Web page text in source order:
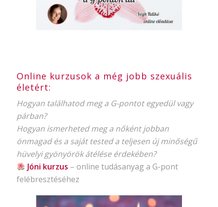
Online kurzusok a még jobb szexuális
életért:
Hogyan találhatod meg a G-pontot egyedül vagy
párban?
Hogyan ismerheted meg a nőként jobban
önmagad és a saját tested a teljesen új minőségű
hüvelyi gyönyörök átélése érdekében?
Jóni kurzus – online tudásanyag a G-pont
felébresztéséhez